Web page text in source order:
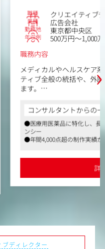
カタログ等の、クリエイ
ィレクションをお任せし
報や適正使用のための各
向けた医薬品の適正使用
と実績を築く専門エージェ
幅広い表現手法に触れられる
多彩な制作統括を担える
›
ブディレクター